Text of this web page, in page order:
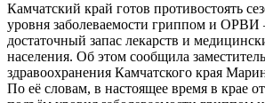
Камчатский край готов противостоять
уровня заболеваемости гриппом и ОРВИ
достаточный запас лекарств и
населения. Об этом сообщила
здравоохранения Камчатского края
По её словам, в настоящее время в крае